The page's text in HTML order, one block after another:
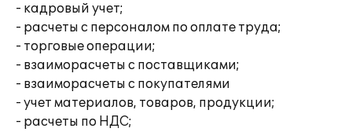
- кадровый учет;
- расчеты с персоналом по оплате труда;
- торговые операции;
- взаиморасчеты с поставщиками;
- взаиморасчеты с покупателями
- учет материалов, товаров, продукции;
- расчеты по НДС;